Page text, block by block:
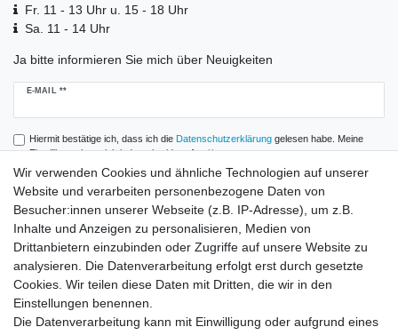
Fr. 11 - 13 Uhr u. 15 - 18 Uhr
Sa. 11 - 14 Uhr
Ja bitte informieren Sie mich über Neuigkeiten
E-MAIL **
Newsletter
Hiermit bestätige ich, dass ich die Daten­schutz­erklärunggelesen habe. Meine
Einwilligung kann ich jederzeit widerrufen.**
Abonnieren
** Hierbei handelt es sich um ein Pflichtfeld.
Zahlung und Versand
Wir verwenden Cookies und ähnliche Technologien auf unserer
Website und verarbeiten personenbezogene Daten von
Besucher:innen unserer Webseite (z.B. IP-Adresse), um z.B.
Inhalte und Anzeigen zu personalisieren, Medien von
Drittanbietern einzubinden oder Zugriffe auf unsere Website zu
analysieren. Die Datenverarbeitung erfolgt erst durch gesetzte
Cookies. Wir teilen diese Daten mit Dritten, die wir in den
Einstellungen benennen.
Die Datenverarbeitung kann mit Einwilligung oder aufgrund eines